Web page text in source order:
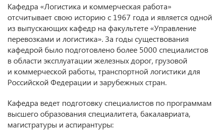
Кафедра «Логистика и коммерческая работа»
отсчитывает свою историю с 1967 года и является одной
из выпускающих кафедр на факультете «Управление
перевозками и логистика». За годы существования
кафедрой было подготовлено более 5000 специалистов
в области эксплуатации железных дорог, грузовой
и коммерческой работы, транспортной логистики для
Российской Федерации и зарубежных стран.
Кафедра ведет подготовку специалистов по программам
высшего образования специалитета, бакалавриата,
магистратуры и аспирантуры: